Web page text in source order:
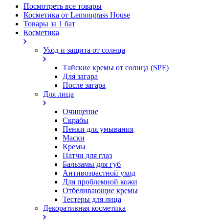
Посмотреть все товары
Косметика от Lemongrass House
Товары за 1 бат
Косметика
Уход и защита от солнца
Тайские кремы от солнца (SPF)
Для загара
После загара
Для лица
Очищение
Скрабы
Пенки для умывания
Маски
Кремы
Патчи для глаз
Бальзамы для губ
Антивозрастной уход
Для проблемной кожи
Oтбеливающие кремы
Тестеры для лица
Декоративная косметика